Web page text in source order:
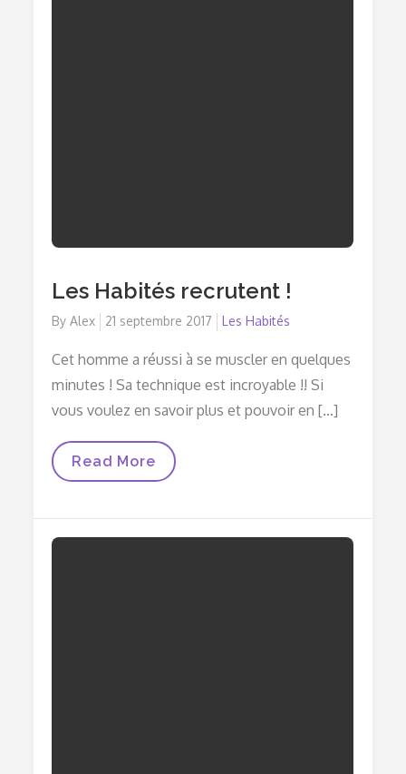
Les Habités recrutent !
ByAlex
Posted
21 septembre 2017 Les Habités
Cet homme a réussi à se muscler en quelques
minutes ! Sa technique est incroyable !! Si
vous voulez en savoir plus et pouvoir en […]
Les
Habités
Read More